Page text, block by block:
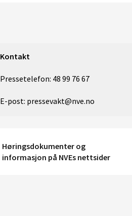
Kontakt
Pressetelefon: 48 99 76 67
E-post: pressevakt@nve.no
Høringsdokumenter og
informasjon på NVEs nettsider